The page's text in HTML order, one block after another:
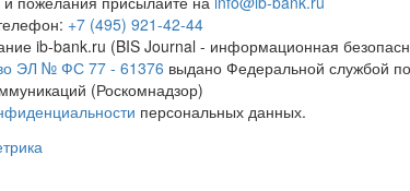
+7 (495) 921-42-44
ib-bank.ru (BIS Journal - информационная
ЭЛ № ФС 77 - 61376 выдано Федеральной службой
(Роскомнадзор)
персональных данных.